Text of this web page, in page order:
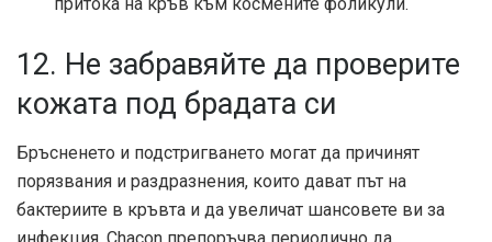
12. Не забравяйте да проверите
кожата под брадата си
Бръсненето и подстригването могат да причинят
порязвания и раздразнения, които дават път на
бактериите в кръвта и да увеличат шансовете ви за